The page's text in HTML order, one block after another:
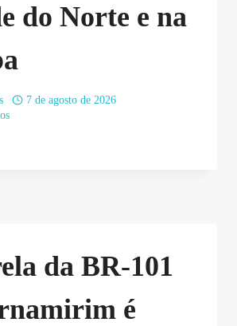
do Norte e na
7 de agosto de 2026
da BR-101
é